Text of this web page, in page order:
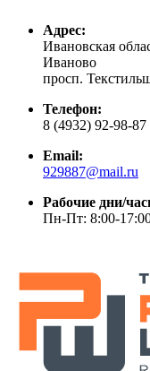
Адрес:
Ивановская
Иваново
просп.
Телефон:
8 (4932) 92-98-87
Email:
929887@mail.ru
Рабочие дни/
Пн-Пт: 8:00-